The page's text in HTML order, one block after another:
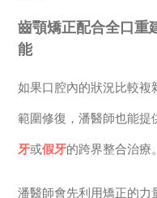
齒顎矯正配合全口重
能
如果口腔內的狀況比較複
範圍修復，潘醫師也能提
牙或假牙的跨界整合治療。
潘醫師會先利用矯正的